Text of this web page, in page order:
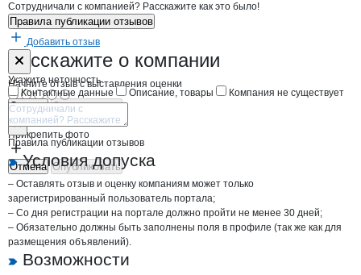
Сотрудничали с компанией? Расскажите как это было!
Правила публикации отзывов
Добавить отзыв
Расскажите о компании
Начните отзыв с выставления оценки
Прикрепить фото
Отмена Опубликовать
Форма обратной связи о неточностях
Укажите неточность
Контактные данные
Описание, товары Компания не существует
Отмена Опубликовать
Правила публикации отзывов
Условия допуска
– Оставлять отзыв и оценку компаниям может только
зарегистрированный пользователь портала;
– Со дня регистрации на портале должно пройти не менее 30 дней;
– Обязательно должны быть заполнены поля в профиле (так же как для
размещения объявлений).
Возможности